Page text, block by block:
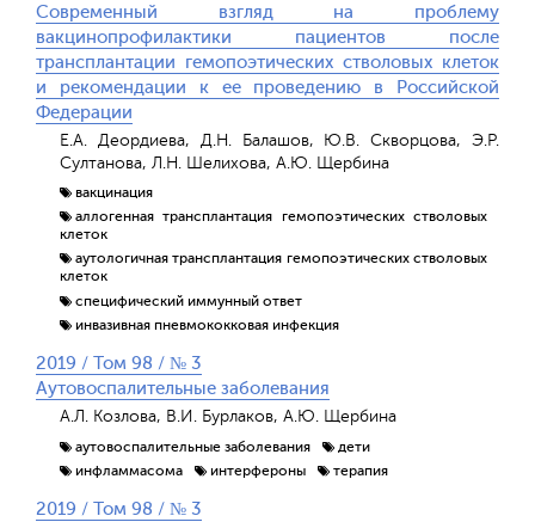
Современный взгляд на проблему
вакцинопрофилактики пациентов после
трансплантации гемопоэтических стволовых клеток
и рекомендации к ее проведению в Российской
Федерации
Е.А. Деордиева, Д.Н. Балашов, Ю.В. Скворцова, Э.Р.
Султанова, Л.Н. Шелихова, А.Ю. Щербина
вакцинация
аллогенная трансплантация гемопоэтических стволовых
клеток
аутологичная трансплантация гемопоэтических стволовых
клеток
специфический иммунный ответ
инвазивная пневмококковая инфекция
2019 / Том 98 / № 3
Аутовоспалительные заболевания
А.Л. Козлова, В.И. Бурлаков, А.Ю. Щербина
аутовоспалительные заболевания
дети
инфламмасома
интерфероны терапия
2019 / Том 98 / № 3